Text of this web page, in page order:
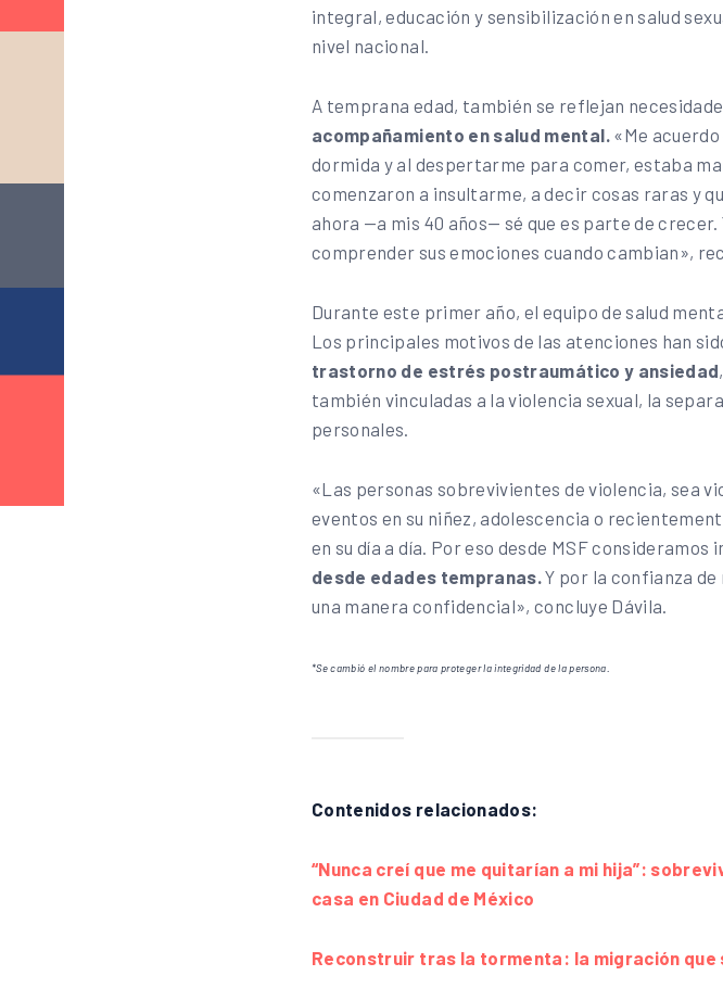
integral, educación y sensibilización en salud
nivel nacional.
A temprana edad, también se reflejan
acompañamiento en salud mental.«Me
dormida y al despertarme para comer, estaba
comenzaron a insultarme, a decir cosas raras y
ahora —a mis 40 años— sé que es parte de
comprender sus emociones cuando cambian»,
Durante este primer año, el equipo de salud
Los principales motivos de las atenciones han
trastorno de estrés postraumático y ansiedad
también vinculadas a la violencia sexual, la
personales.
«Las personas sobrevivientes de violencia, sea
eventos en su niñez, adolescencia o
en su día a día. Por eso desde MSF
desde edades tempranas.Y por la confianza
una manera confidencial», concluye Dávila.
*Se cambió el nombre para proteger la integridad de la persona.
Contenidos relacionados:
“Nunca creí que me quitarían a mi hija”:
casa en Ciudad de México
Reconstruir tras la tormenta: la migración que